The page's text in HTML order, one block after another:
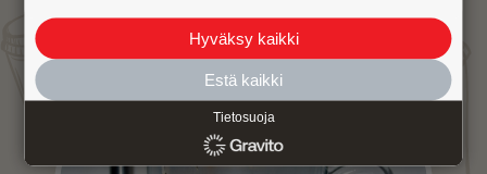
Hyväksy kaikki
Estä kaikki
Tietosuoja